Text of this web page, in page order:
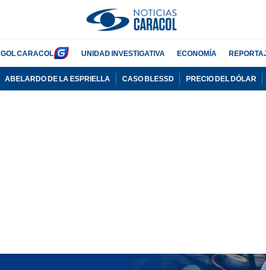
GOL CARACOL UNIDAD INVESTIGATIVA ECONOMÍA
ABELARDO DE LA ESPRIELLA CASO BLESSD PRECIO DEL DÓLAR